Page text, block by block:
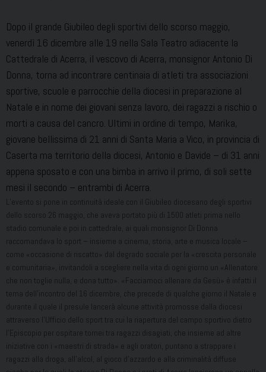
Dopo il grande Giubileo degli sportivi dello scorso maggio,
venerdì 16 dicembre alle 19 nella Sala Teatro adiacente la
Cattedrale di Acerra, il vescovo di Acerra, monsignor Antonio Di
Donna, torna ad incontrare centinaia di atleti tra associazioni
sportive, scuole e parrocchie della diocesi in preparazione al
Natale e in nome dei giovani senza lavoro, dei ragazzi a rischio o
morti a causa del cancro. Ultimi in ordine di tempo, Marika,
giovane bellissima di 21 anni di Santa Maria a Vico, in provincia di
Caserta ma territorio della diocesi, Antonio e Davide – di 31 anni
appena sposato e con una bimba in arrivo il primo, di soli sette
mesi il secondo – entrambi di Acerra.
L’evento si pone in continuità ideale con il Giubileo diocesano degli sportivi
dello scorso 26 maggio, che aveva portato più di 1500 atleti prima nello
stadio comunale e poi in cattedrale, ai quali monsignor Di Donna
raccomandava lo sport – insieme a cinema, storia, arte e musica locale –
come «occasione di riscatto» dal degrado sociale per la «crescita personale
e comunitaria», invitandoli a scegliere nella vita di ogni giorno un «Allenatore
che non toglie nulla, e dona tutto». «Facciamoci allenare da Gesù» è infatti il
tema dell’incontro del 16 dicembre, che precede di qualche giorno il Natale e
durante il quale il presule lancerà alcune attività promosse dalla diocesi
attraverso l’Ufficio dello sport tra cui la riapertura del campo sportivo dietro
l’Episcopio per ospitare tornei tra ragazzi disagiati, che insieme ad altre
iniziative con i «maestri di strada» e agli oratori, puntano a strappare i
ragazzi alla droga, all’alcol, al gioco d’azzardo e alla criminalità diffuse